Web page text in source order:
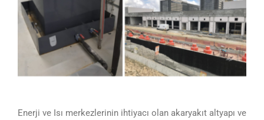
Enerji ve Isı merkezlerinin ihtiyacı olan akaryakıt altyapı ve